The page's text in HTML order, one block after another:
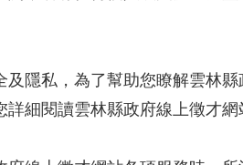
隱私，為了幫助您瞭解雲林
細閱讀雲林縣政府線上徵才網